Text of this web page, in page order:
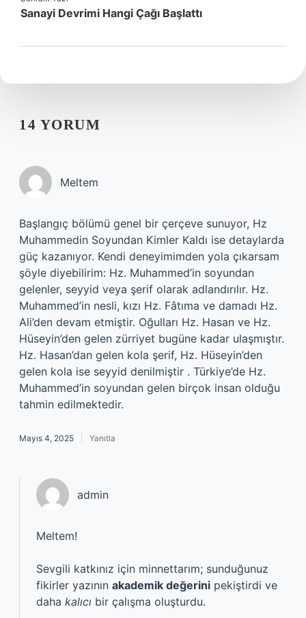
Sanayi Devrimi Hangi Çağı Başlattı
14 YORUM
Meltem
Başlangıç bölümü genel bir çerçeve sunuyor, Hz
Muhammedin Soyundan Kimler Kaldı ise detaylarda
güç kazanıyor. Kendi deneyimimden yola çıkarsam
şöyle diyebilirim: Hz. Muhammed’in soyundan
gelenler, seyyid veya şerif olarak adlandırılır. Hz.
Muhammed’in nesli, kızı Hz. Fâtıma ve damadı Hz.
Ali’den devam etmiştir. Oğulları Hz. Hasan ve Hz.
Hüseyin’den gelen zürriyet bugüne kadar ulaşmıştır.
Hz. Hasan’dan gelen kola şerif, Hz. Hüseyin’den
gelen kola ise seyyid denilmiştir . Türkiye’de Hz.
Muhammed’in soyundan gelen birçok insan olduğu
tahmin edilmektedir.
Mayıs 4, 2025 Yanıtla
admin
Meltem!
Sevgili katkınız için minnettarım; sunduğunuz
fikirler yazının akademik değerini pekiştirdi ve
daha kalıcı bir çalışma oluşturdu.